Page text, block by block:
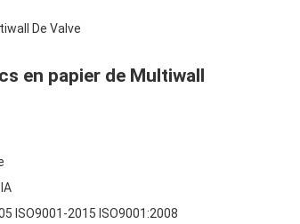
De Valve
en papier de Multiwall
ISO9001-2015 ISO9001:2008